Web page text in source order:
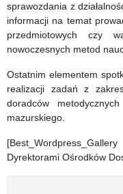
sprawozdania z
informacji na temat
przedmiotowych czy
nowoczesnych metod
Ostatnim elementem
realizacji zadań z
doradców
mazurskiego.
Dyrektorami Ośrodków